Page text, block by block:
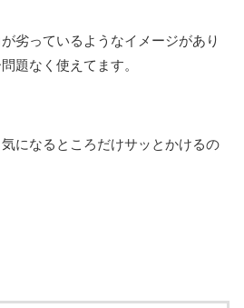
劣っているようなイメージがあり
題なく使えてます。
になるところだけサッとかけるの